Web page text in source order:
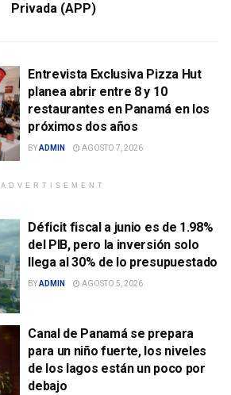
Privada (APP)
Entrevista Exclusiva Pizza Hut
planea abrir entre 8 y 10
restaurantes en Panamá en los
próximos dos años
BYADMIN AGOSTO 7, 2026
ADVERTISEMENT
Déficit fiscal a junio es de 1.98%
del PIB, pero la inversión solo
llega al 30% de lo presupuestado
BYADMIN AGOSTO 5, 2026
Canal de Panamá se prepara
para un niño fuerte, los niveles
de los lagos están un poco por
debajo